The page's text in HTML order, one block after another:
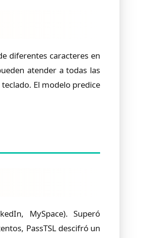
diferentes caracteres en
atender a todas las
El modelo predice
MySpace). Superó
PassTSL descifró un